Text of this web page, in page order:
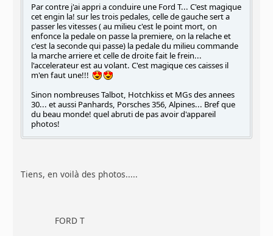
Par contre j'ai appri a conduire une Ford T... C'est magique
cet engin la! sur les trois pedales, celle de gauche sert a
passer les vitesses ( au milieu c'est le point mort, on
enfonce la pedale on passe la premiere, on la relache et
c'est la seconde qui passe) la pedale du milieu commande
la marche arriere et celle de droite fait le frein...
l'accelerateur est au volant. C'est magique ces caisses il
m'en faut une!!!
Sinon nombreuses Talbot, Hotchkiss et MGs des annees
30... et aussi Panhards, Porsches 356, Alpines... Bref que
du beau monde! quel abruti de pas avoir d'appareil
photos!
Tiens, en voilà des photos.....
FORD T